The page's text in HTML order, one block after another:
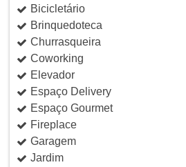
Bicicletário
Brinquedoteca
Churrasqueira
Coworking
Elevador
Espaço Delivery
Espaço Gourmet
Fireplace
Garagem
Jardim